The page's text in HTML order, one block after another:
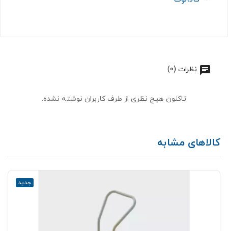
نظرات (0)
تاکنون هیچ نظری از طرف کاربران نوشته نشده.
کالاهای مشابه
جدید